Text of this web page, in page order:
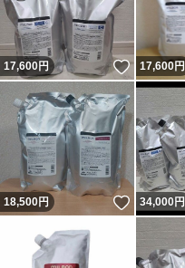
17,600円 いいね！
17,600円
18,500円 いいね！
34,000円